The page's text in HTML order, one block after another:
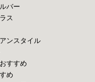
バー
ス
ンスタイル
すすめ
め